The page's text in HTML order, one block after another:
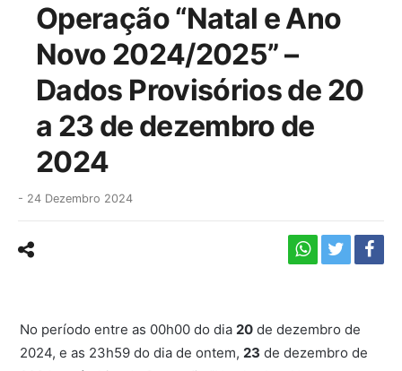
Operação “Natal e Ano
Novo 2024/2025” –
Dados Provisórios de 20
a 23 de dezembro de
2024
- 24 Dezembro 2024
No período entre as 00h00 do dia20 de dezembro de
2024, e as 23h59 do dia de ontem,23 de dezembro de